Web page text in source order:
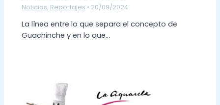
Noticias, Reportajes • 20/09/2024
La línea entre lo que separa el concepto de
Guachinche y en lo que…